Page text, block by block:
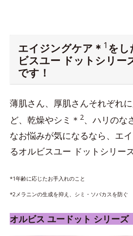
エイジングケア＊ 1 を
ビスユー ドットシリー
です！
薄肌さん、厚肌さんそれぞれ
ど、乾燥やシミ＊ 2、ハリのな
なお悩みが気になるなら、エ
るオルビスユー ドットシリー
*1年齢に応じたお手入れのこと
*2メラニンの生成を抑え、シミ・ソバカスを防ぐ
オルビス ユードット シリーズ